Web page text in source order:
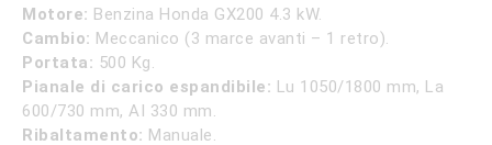
3.100,00 €. 2.590,00 €.
Motore: Benzina Honda GX200 4.3 kW.
Cambio: Meccanico (3 marce avanti – 1 retro).
Portata: 500 Kg.
Pianale di carico espandibile: Lu 1050/1800 mm, La
600/730 mm, AI 330 mm.
Ribaltamento: Manuale.